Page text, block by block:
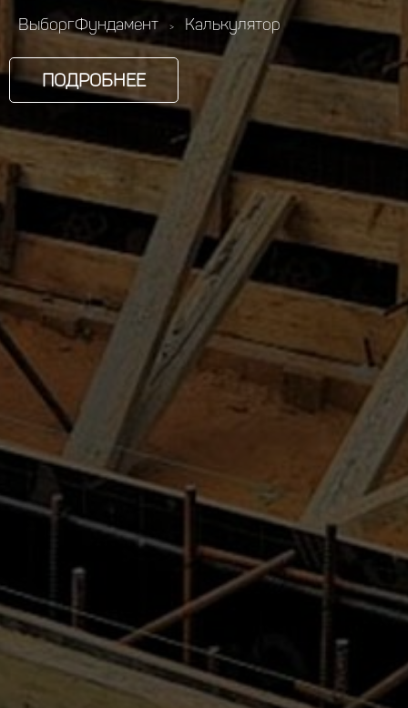
ВыборгФундамент > Калькулятор
ПОДРОБНЕЕ